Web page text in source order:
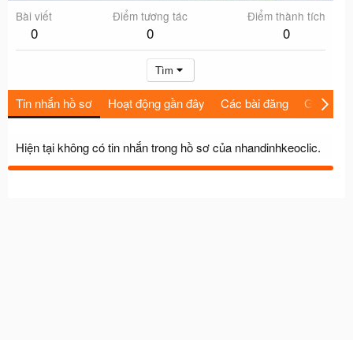
Bài viết
0
Điểm tương tác
0
Điểm thành tích
0
Tìm
Tin nhắn hồ sơ Hoạt động gần đây Các bài đăng Giới thiệu
Hiện tại không có tin nhắn trong hồ sơ của nhandinhkeoclic.